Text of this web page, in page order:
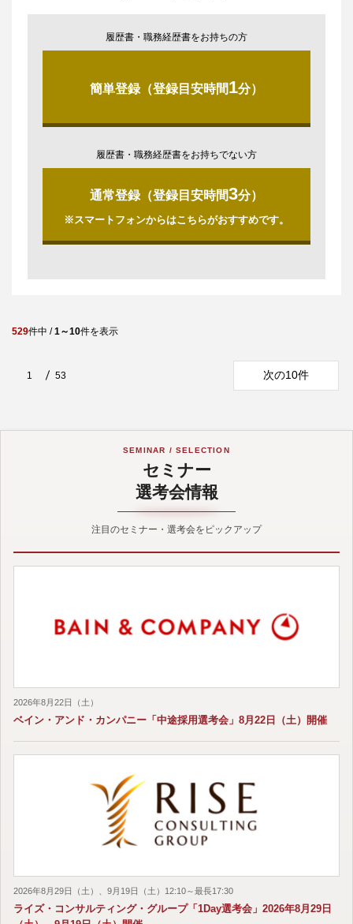
履歴書・職務経歴書をお持ちの方
簡単登録（登録目安時間1分）
履歴書・職務経歴書をお持ちでない方
通常登録（登録目安時間3分）
※スマートフォンからはこちらがおすすめです。
529件中 /1～10件を表示
1 53 次の10件
SEMINAR / SELECTION
セミナー
選考会情報
注目のセミナー・選考会をピックアップ
2026年8月22日（土）
ベイン・アンド・カンパニー「中途採用選考会」8月22日（土）開催
2026年8月29日（土）、9月19日（土）12:10～最長17:30
ライズ・コンサルティング・グループ「1Day選考会」2026年8月29日